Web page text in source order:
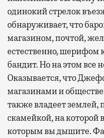
одинокий стрелок
обнаруживает, что
магазином, почтой,
естественно,
бандит. Но на этом все
Оказывается, что
магазинами и
также владеет землей,
скамейкой, на которой
которым вы дышите.